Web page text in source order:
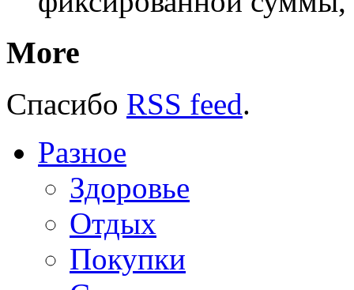
More
Спасибо RSS feed.
Разное
Здоровье
Отдых
Покупки